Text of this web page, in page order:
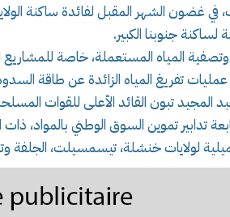
غضون الشهر المقبل لفائدة ساكنة
جنوبنا الكبير.
المياه المستعملة، خاصة للمشاريع
تفريغ المياه الزائدة عن طاقة
تبون القائد الأعلى للقوات
تدابير تموين السوق الوطني بالمواد، ذات
لولايات خنشلة، تيسمسيلت، الجلفة